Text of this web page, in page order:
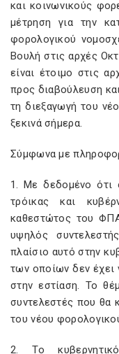
και κοινωνικούς
μέτρηση για την
φορολογικού
Βουλή στις αρχές
είναι έτοιμο στις
προς διαβούλευση
τη διεξαγωγή του
ξεκινά σήμερα.
Σύμφωνα με
1. Με δεδομένο ότι
τρόικας και
καθεστώτος του
υψηλός
πλαίσιο αυτό στην
των οποίων δεν έχει
στην εστίαση. Το
συντελεστές που θα
του νέου
2. Το